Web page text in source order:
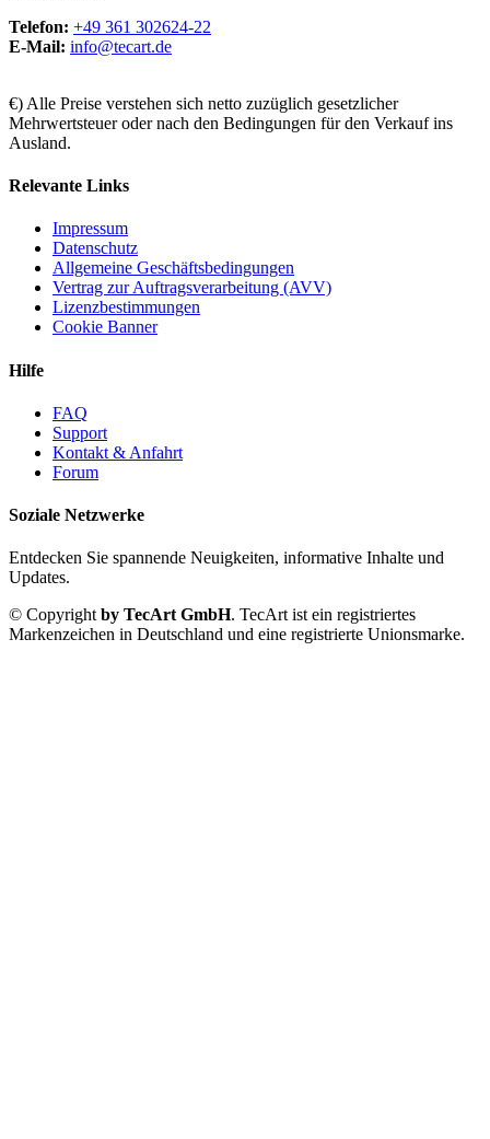
Telefon: +49 361 302624-22
E-Mail: info@tecart.de
€) Alle Preise verstehen sich netto zuzüglich gesetzlicher
Mehrwertsteuer oder nach den Bedingungen für den Verkauf ins
Ausland.
Relevante Links
Impressum
Datenschutz
Allgemeine Geschäftsbedingungen
Vertrag zur Auftragsverarbeitung (AVV)
Lizenzbestimmungen
Cookie Banner
Hilfe
FAQ
Support
Kontakt & Anfahrt
Forum
Soziale Netzwerke
Entdecken Sie spannende Neuigkeiten, informative Inhalte und
Updates.
© Copyright by TecArt GmbH. TecArt ist ein registriertes
Markenzeichen in Deutschland und eine registrierte Unionsmarke.